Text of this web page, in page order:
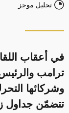
تحليل موجز
في أعقاب
ترامب
وشركائها
تتضمّن جداول